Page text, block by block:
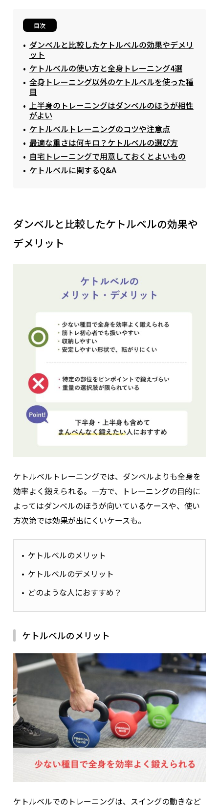
目次
ダンベルと比較したケトルベルの効果やデメリ
ット
ケトルベルの使い方と全身トレーニング4選
全身トレーニング以外のケトルベルを使った種
目
上半身のトレーニングはダンベルのほうが相性
がよい
ケトルベルトレーニングのコツや注意点
最適な重さは何キロ？ケトルベルの選び方
自宅トレーニングで用意しておくとよいもの
ケトルベルに関するQ&A
ダンベルと比較したケトルベルの効果や
デメリット
ケトルベルトレーニングでは、ダンベルよりも全身を
効率よく鍛えられる。一方で、トレーニングの目的に
よってはダンベルのほうが向いているケースや、使い
方次第では効果が出にくいケースも。
ケトルベルのメリット
ケトルベルのデメリット
どのような人におすすめ？
ケトルベルのメリット
ケトルベルでのトレーニングは、スイングの動きなど